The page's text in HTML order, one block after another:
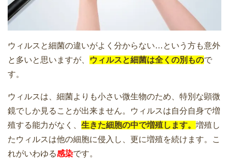
ウィルスと細菌の違いがよく分からない…という方も意外
と多いと思いますが、
ウィルスと細菌は全くの別もので
す。
ウィルスは、細菌よりも小さい微生物のため、特別な顕微
鏡でしか見ることが出来ません。ウィルスは自分自身で増
殖する能力がなく、 生きた細胞の中で増殖します。 増殖し
たウィルスは他の細胞に侵入し、更に増殖を続けます。こ
れがいわゆる感染です。